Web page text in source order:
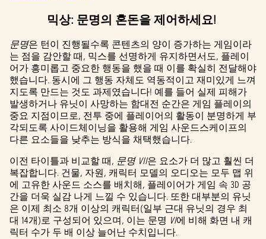
믹상: 문명의 혼돈을 제어하세요!
문명은 턴이 진행될수록 콘텐츠의 양이 증가하는 게임이라
는 점을 감안할 때, 믹스를 선명하게 유지하면서도, 플레이
어가 흥미롭고 중요한 행동을 했을 때 이를 확실히 전달해야
했습니다. 동시에 그 행동 자체도 역동적이고 재미있게 느껴
지도록 만드는 것도 과제였습니다! 예를 들어 실제 피해가
발생하거나 유닛이 사망하는 함대전 순간은 게임 플레이의
중요 지점이므로, 전투 중에 플레이어의 활동이 분명하게 부
각되도록 사이드체이닝을 활용해 게임 사운드스케이프의
다른 요소들을 낮추는 방식을 채택했습니다.
이전 타이틀과 비교할 때, 문명 VII은 요소가 더 많고 훨씬 더
복잡합니다. 건물, 자원, 캐릭터 모델의 오디오는 모두 맵 위
에 고유한 사운드 소스를 배치해, 플레이어가 게임 속 3D 공
간을 더욱 실감 나게 느낄 수 있습니다. 또한 대부분의 유닛
은 이제 최소 8개 이상의 캐릭터(일부 근대 유닛의 경우 최
대 14개)로 구성되어 있으며, 이는 문명 VI에 비해 화면 내 캐
릭터 수가 두 배 이상 늘어난 수치입니다.